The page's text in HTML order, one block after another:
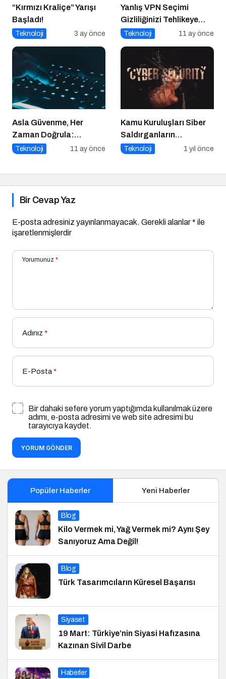
“Kırmızı Kraliçe” Yarışı
Başladı!
Teknoloji 3 ay önce
Yanlış VPN Seçimi
Gizliliğinizi Tehlikeye
Atabilir
Teknoloji 11 ay önce
Asla Güvenme, Her
Zaman Doğrula:
Şirketler İçin Parola
Teknoloji 11 ay önce
Kamu Kuruluşları Siber
Saldırganların
Hedefinde
Teknoloji 1 yıl önce
Bir Cevap Yaz
E-posta adresiniz yayınlanmayacak. Gerekli alanlar* ile
işaretlenmişlerdir
Yorumunuz *
Adınız *
E-Posta*
Bir dahaki sefere yorum yaptığımda kullanılmak üzere
adımı, e-posta adresimi ve web site adresimi bu
tarayıcıya kaydet.
YORUM GÖNDER
Popüler Haberler Yeni Haberler
Blog
Kilo Vermek mi, Yağ Vermek mi? Aynı Şey
Sanıyoruz Ama Değil!
Blog
Türk Tasarımcıların Küresel Başarısı
Siyaset
19 Mart: Türkiye’nin Siyasi Hafızasına
Kazınan Sivil Darbe
Haberler